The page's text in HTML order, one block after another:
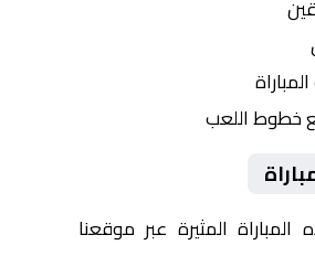
خطوط اللعب
المثيرة عبر موقعنا